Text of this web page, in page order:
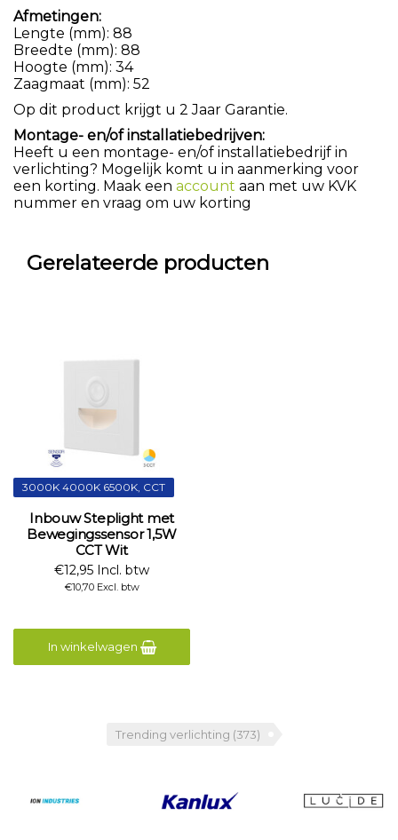
Afmetingen:
Lengte (mm): 88
Breedte (mm): 88
Hoogte (mm): 34
Zaagmaat (mm): 52
Op dit product krijgt u 2 Jaar Garantie.
Montage- en/of installatiebedrijven:
Heeft u een montage- en/of installatiebedrijf in
verlichting? Mogelijk komt u in aanmerking voor
een korting. Maak een account aan met uw KVK
nummer en vraag om uw korting
Gerelateerde producten
3000K 4000K 6500K, CCT
Inbouw Steplight met
Bewegingssensor 1,5W
CCT Wit
€12,95 Incl. btw
€10,70 Excl. btw
In winkelwagen
Trending verlichting (373)